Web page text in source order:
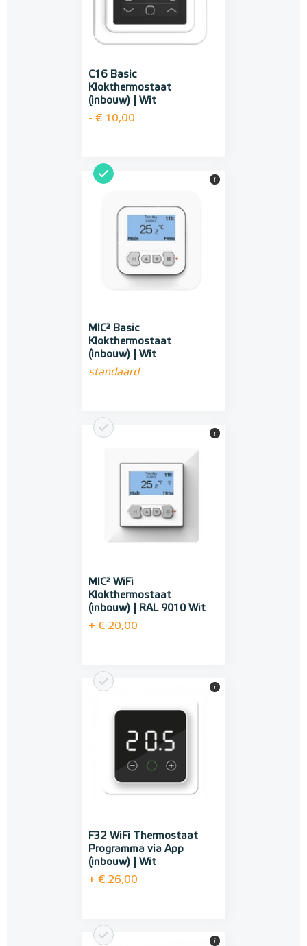
C16 Basic
Klokthermostaat
(inbouw) | Wit
- € 10,00
MIC² Basic
Klokthermostaat
(inbouw) | Wit
standaard
i
MIC² WiFi
Klokthermostaat
(inbouw) | RAL 9010 Wit
+ € 20,00
i
F32 WiFi Thermostaat
Programma via App
(inbouw) | Wit
+ € 26,00
i
i